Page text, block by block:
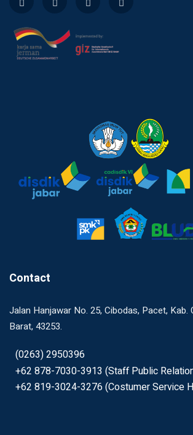
Contact
Jalan Hanjawar No. 25, Cibodas, Pacet, Kab.
Barat, 43253.
(0263) 2950396
+62 878-7030-3913 (Staff Public
+62 819-3024-3276 (Costumer Service